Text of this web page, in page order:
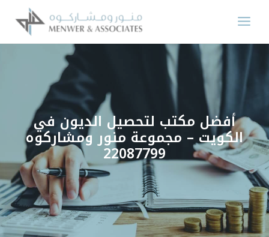
المحتوى
أفضل مكتب لتحصيل الديون في
الكويت – مجموعة منور ومشاركوه
22087799